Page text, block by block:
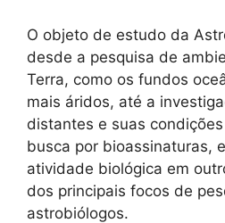
O objeto de estudo da
desde a pesquisa de
Terra, como os fundos
mais áridos, até a
distantes e suas
busca por bioassinaturas,
atividade biológica em
dos principais focos de
astrobiólogos.